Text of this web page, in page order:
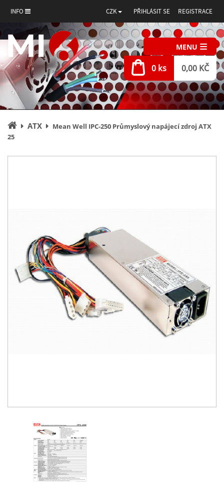
INFO CZK PŘIHLÁSIT SE REGISTRACE
MENU
0 ks 0,00 KČ
Úvodní
stránka
ATX
Mean Well IPC-250 Průmyslový napájecí zdroj ATX
25